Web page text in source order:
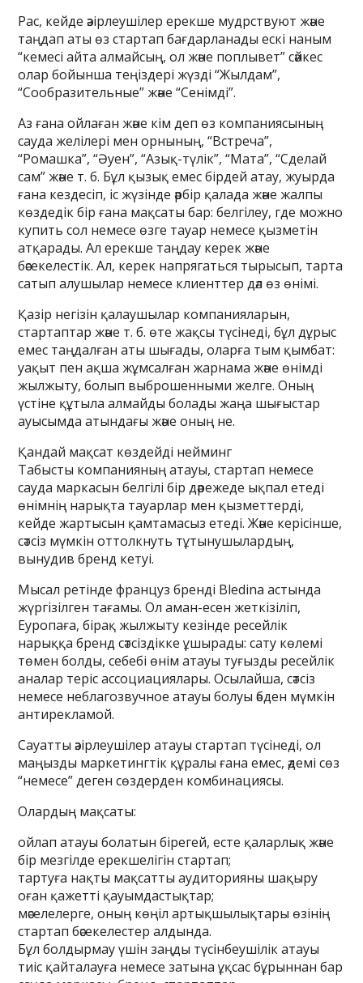
Рас, кейде әзірлеушілер ерекше мудрствуют және
таңдап аты өз стартап бағдарланады ескі наным
“кемесі айта алмайсың, ол және поплывет” сәйкес
олар бойынша теңіздері жүзді “Жылдам”,
“Сообразительные” және “Сенімді”.
Аз ғана ойлаған және кім деп өз компаниясының
сауда желілері мен орнының, “Встреча”,
“Ромашка”, “Әуен”, “Азық-түлік”, “Мата”, “Сделай
сам” және т. б. Бұл қызық емес бірдей атау, жуырда
ғана кездесіп, іс жүзінде әрбір қалада және жалпы
көздедік бір ғана мақсаты бар: белгілеу, где можно
купить сол немесе өзге тауар немесе қызметін
атқарады. Ал ерекше таңдау керек және
бәсекелестік. Ал, керек напрягаться тырысып, тарта
сатып алушылар немесе клиенттер дәл өз өнімі.
Қазір негізін қалаушылар компанияларын,
стартаптар және т. б. өте жақсы түсінеді, бұл дұрыс
емес таңдалған аты шығады, оларға тым қымбат:
уақыт пен ақша жұмсалған жарнама және өнімді
жылжыту, болып выброшенными желге. Оның
үстіне құтыла алмайды болады жаңа шығыстар
ауысымда атындағы және оның не.
Қандай мақсат көздейді нейминг
Табысты компанияның атауы, стартап немесе
сауда маркасын белгілі бір дәрежеде ықпал етеді
өнімнің нарықта тауарлар мен қызметтерді,
кейде жартысын қамтамасыз етеді. Және керісінше,
сәтсіз мүмкін оттолкнуть тұтынушылардың,
вынудив бренд кетуі.
Мысал ретінде француз бренді Bledina астында
жүргізілген тағамы. Ол аман-есен жеткізіліп,
Еуропаға, бірақ жылжыту кезінде ресейлік
нарыққа бренд сәтсіздікке ұшырады: сату көлемі
төмен болды, себебі өнім атауы туғызды ресейлік
аналар теріс ассоциациялары. Осылайша, сәтсіз
немесе неблагозвучное атауы болуы әбден мүмкін
антирекламой.
Сауатты әзірлеушілер атауы стартап түсінеді, ол
маңызды маркетингтік құралы ғана емес, әдемі сөз
“немесе” деген сөздерден комбинациясы.
Олардың мақсаты:
ойлап атауы болатын бірегей, есте қаларлық және
бір мезгілде ерекшелігін стартап;
тартуға нақты мақсатты аудиторияны шақыру
оған қажетті қауымдастықтар;
мәселелерге, оның көңіл артықшылықтары өзінің
стартап бәсекелестер алдында.
Бұл болдырмау үшін заңды түсінбеушілік атауы
тиіс қайталауға немесе затына ұқсас бұрыннан бар